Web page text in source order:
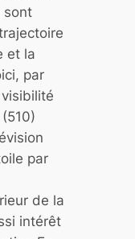
sont
et la
par
par
de la
intérêt